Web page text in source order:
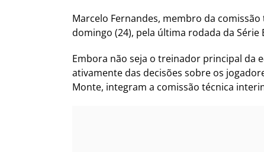
Marcelo Fernandes, membro da comissão
domingo (24), pela última rodada da Série
Embora não seja o treinador principal da
ativamente das decisões sobre os
Monte, integram a comissão técnica